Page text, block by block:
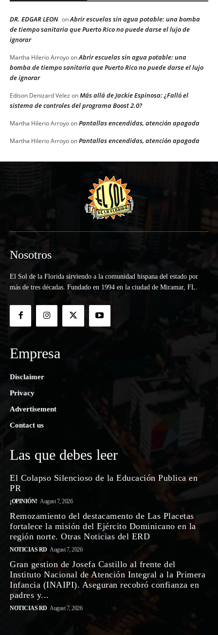
DR. EDGAR LEON onAbrir escuelas sin agua potable: una bomba
de tiempo sanitaria que Puerto Rico no puede darse el lujo de
ignorar
Martha Hilerio ArroyoonAbrir escuelas sin agua potable: una
bomba de tiempo sanitaria que Puerto Rico no puede darse el lujo
de ignorar
Edison Denizard Velez onMás allá de Jackie Espinosa: ¿Falló el
sistema de controles del programa Boost 2.0?
Martha Hilerio ArroyoonPantallas encendidas, atención apagada
Martha Hilerio ArroyoonPantallas encendidas, atención apagada
Nosotros
El Sol de la Florida sirviendo a la comunidad hispana del estado por
más de tres décadas. Fundado en 1994 en la ciudad de Miramar, FL.
Empresa
Disclaimer
Privacy
Advertisement
Contact us
Las que debes leer
El Colapso Silencioso de la Educación Publica en
PR
¡OPINIÓN! August 7, 2026
Remozamiento del destacamento de Las Placetas
fortalece la misión del Ejército Dominicano en la
región norte. Otras Noticias del ERD
NOTICIAS RD August 7, 2026
Gran gestion de Josefa Castillo al frente del
Instituto Nacional de Atención Integral a la Primera
Infancia (INAIPI). Aseguran recobró confianza en
padres y...
NOTICIAS RD August 7, 2026